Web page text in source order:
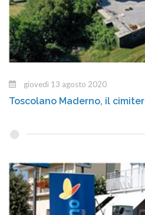
giovedì 13 agosto 2020
Toscolano Maderno, il